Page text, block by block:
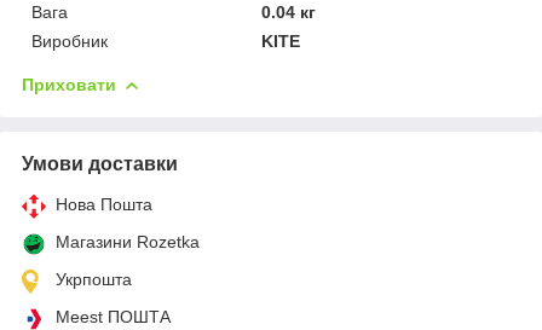
Вага
0.04 кг
Виробник
KITE
Приховати
Умови доставки
Нова Пошта
Магазини Rozetka
Укрпошта
Meest ПОШТА